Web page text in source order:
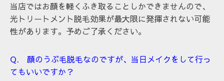
当店ではお顔を軽くふき取ることしかできませんので、
光トリートメント脱毛効果が最大限に発揮されない可能
性があります。予めご了承ください。
Q. 顔のうぶ毛脱毛なのですが、当日メイクをして行っ
てもいいですか？